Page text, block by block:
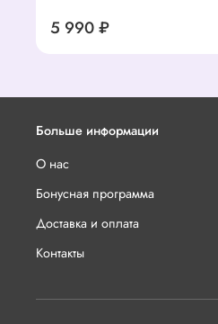
5 990 ₽
Больше информации
О нас
Бонусная программа
Доставка и оплата
Контакты